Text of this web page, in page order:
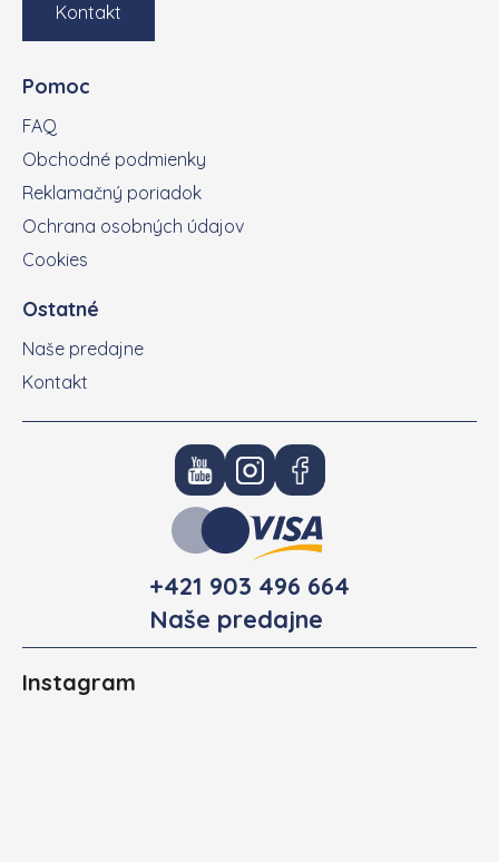
Kontakt
Pomoc
FAQ
Obchodné podmienky
Reklamačný poriadok
Ochrana osobných údajov
Cookies
Ostatné
Naše predajne
Kontakt
+421 903 496 664
Naše predajne
Instagram